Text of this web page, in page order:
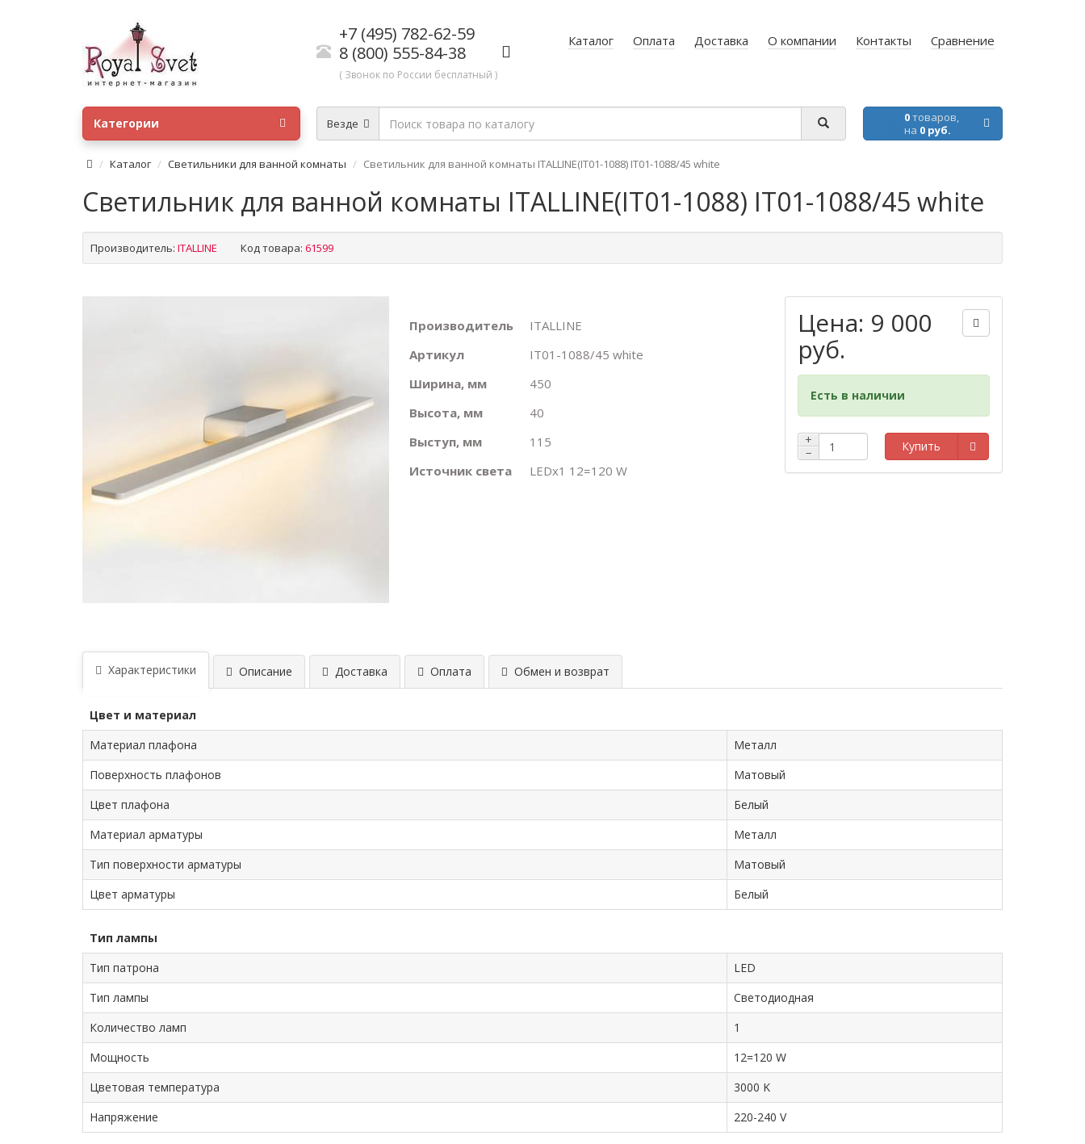
+7 (495) 782-62-59
8 (800) 555-84-38
( Звонок по России бесплатный )
Каталог Оплата Доставка О компании Контакты Сравнение
Везде 0товаров,
на 0 руб.
Категории
Каталог Светильники для ванной комнаты Светильник для ванной комнаты ITALLINE(IT01-1088) IT01-1088/45 white
Светильник для ванной комнаты ITALLINE(IT01-1088) IT01-1088/45 white
Производитель: ITALLINE Код товара: 61599
Производитель
ITALLINE
Артикул
IT01-1088/45 white
Ширина, мм
450
Высота, мм
40
Выступ, мм
115
Источник света
LEDх1 12=120 W
Цена: 9 000
руб.
Есть в наличии
+
−
Купить
Характеристики Описание Доставка Оплата Обмен и возврат
Цвет и материал
Материал плафона
Металл
Поверхность плафонов
Матовый
Цвет плафона
Белый
Материал арматуры
Металл
Тип поверхности арматуры
Матовый
Цвет арматуры
Белый
Тип лампы
Тип патрона
LED
Тип лампы
Cветодиодная
Количество ламп
1
Мощность
12=120 W
Цветовая температура
3000 K
Напряжение
220-240 V